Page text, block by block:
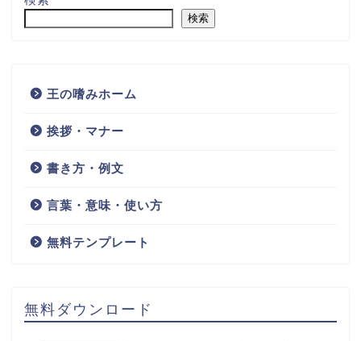
検索
王の嗜みホーム
挨拶・マナー
書き方・例文
言葉・意味・使い方
無料テンプレート
無料ダウンロード